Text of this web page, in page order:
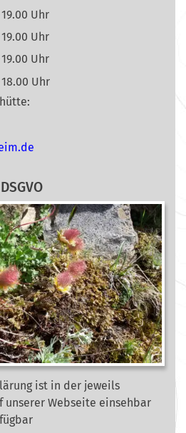
Uhr
Uhr
Uhr
Uhr
ed.mi
ist in der jeweils
unserer Webseite einsehbar